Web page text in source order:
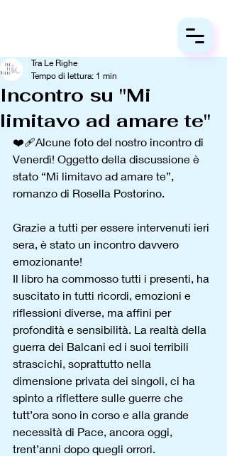
Incontro su "Mi
limitavo ad amare te"
Tra Le Righe
Tempo di lettura: 1 min
❤️‍🩹Alcune foto del nostro incontro di
Venerdì! Oggetto della discussione è
stato “Mi limitavo ad amare te”,
romanzo di Rosella Postorino.
Grazie a tutti per essere intervenuti ieri
sera, è stato un incontro davvero
emozionante!
Il libro ha commosso tutti i presenti, ha
suscitato in tutti ricordi, emozioni e
riflessioni diverse, ma affini per
profondità e sensibilità. La realtà della
guerra dei Balcani ed i suoi terribili
strascichi, soprattutto nella
dimensione privata dei singoli, ci ha
spinto a riflettere sulle guerre che
tutt’ora sono in corso e alla grande
necessità di Pace, ancora oggi,
trent’anni dopo quegli orrori.